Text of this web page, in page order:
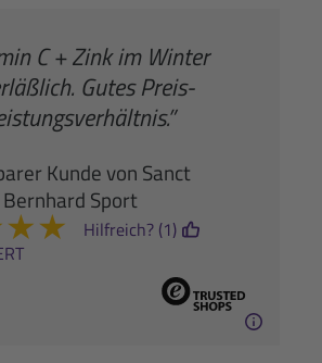
C + Zink im Winter
Gutes Preis-
Kunde von Sanct
Bernhard Sport
★★ Hilfreich? (1)